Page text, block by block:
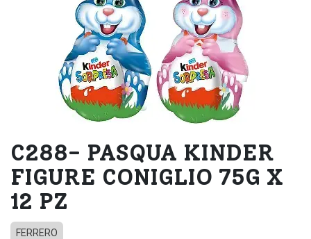
C288- PASQUA KINDER
FIGURE CONIGLIO 75G X
12 PZ
FERRERO